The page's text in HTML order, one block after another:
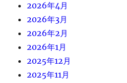
2026年4月
2026年3月
2026年2月
2026年1月
2025年12月
2025年11月